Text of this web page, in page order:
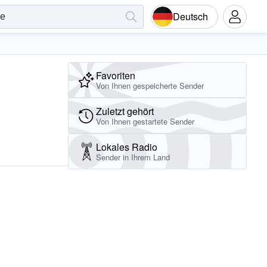
Deutsch
Favoriten
Von Ihnen gespeicherte Sender
Zuletzt gehört
Von Ihnen gestartete Sender
Lokales Radio
Sender in Ihrem Land